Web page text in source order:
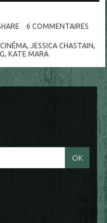
6 COMMENTAIRES
CINÉMA, JESSICA CHASTAIN
KATE MARA